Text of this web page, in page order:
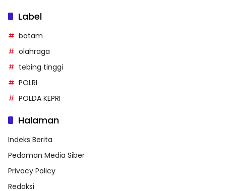
Label
batam
olahraga
tebing tinggi
POLRI
POLDA KEPRI
Halaman
Indeks Berita
Pedoman Media Siber
Privacy Policy
Redaksi